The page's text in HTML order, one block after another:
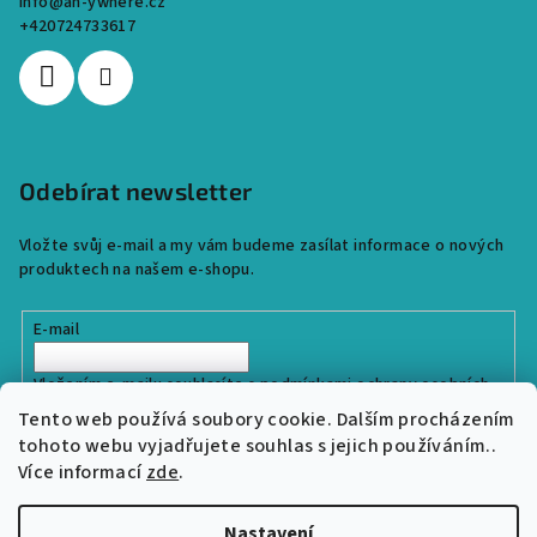
Tento web používá soubory cookie. Dalším procházením
tohoto webu vyjadřujete souhlas s jejich používáním..
Více informacízde.
+420724733617
Odebírat newsletter
Vložte svůj e-mail a my vám budeme zasílat informace o nových
produktech na našem e-shopu.
E-mail
Vložením e-mailu souhlasíte spodmínkami ochrany osobních
údajů
Přihlásit se